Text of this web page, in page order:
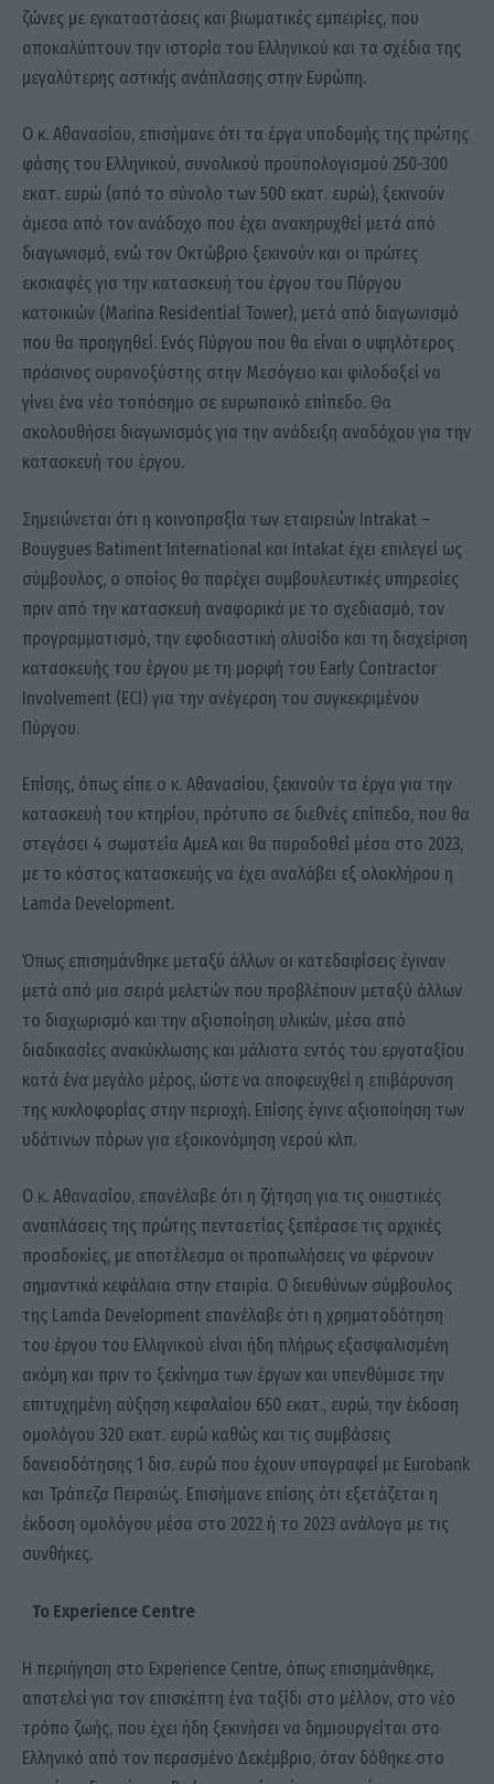
ζώνες με εγκαταστάσεις και βιωματικές εμπειρίες, που
αποκαλύπτουν την ιστορία του Ελληνικού και τα σχέδια της
μεγαλύτερης αστικής ανάπλασης στην Ευρώπη.
Ο κ. Αθανασίου, επισήμανε ότι τα έργα υποδομής της πρώτης
φάσης του Ελληνικού, συνολικού προϋπολογισμού 250-300
εκατ. ευρώ (από το σύνολο των 500 εκατ. ευρώ), ξεκινούν
άμεσα από τον ανάδοχο που έχει ανακηρυχθεί μετά από
διαγωνισμό, ενώ τον Οκτώβριο ξεκινούν και οι πρώτες
εκσκαφές για την κατασκευή του έργου του Πύργου
κατοικιών (Marina Residential Tower), μετά από διαγωνισμό
που θα προηγηθεί. Ενός Πύργου που θα είναι ο υψηλότερος
πράσινος ουρανοξύστης στην Μεσόγειο και φιλοδοξεί να
γίνει ένα νέο τοπόσημο σε ευρωπαϊκό επίπεδο. Θα
ακολουθήσει διαγωνισμός για την ανάδειξη αναδόχου για την
κατασκευή του έργου.
Σημειώνεται ότι η κοινοπραξία των εταιρειών Intrakat –
Bouygues Batiment International και Intakat έχει επιλεγεί ως
σύμβουλος, ο οποίος θα παρέχει συμβουλευτικές υπηρεσίες
πριν από την κατασκευή αναφορικά με το σχεδιασμό, τον
προγραμματισμό, την εφοδιαστική αλυσίδα και τη διαχείριση
κατασκευής του έργου με τη μορφή του Early Contractor
Involvement (ECI) για την ανέγερση του συγκεκριμένου
Πύργου.
Επίσης, όπως είπε ο κ. Αθανασίου, ξεκινούν τα έργα για την
κατασκευή του κτηρίου, πρότυπο σε διεθνές επίπεδο, που θα
στεγάσει 4 σωματεία AμεΑ και θα παραδοθεί μέσα στο 2023,
με το κόστος κατασκευής να έχει αναλάβει εξ ολοκλήρου η
Lamda Development.
Όπως επισημάνθηκε μεταξύ άλλων οι κατεδαφίσεις έγιναν
μετά από μια σειρά μελετών που προβλέπουν μεταξύ άλλων
το διαχωρισμό και την αξιοποίηση υλικών, μέσα από
διαδικασίες ανακύκλωσης και μάλιστα εντός του εργοταξίου
κατά ένα μεγάλο μέρος, ώστε να αποφευχθεί η επιβάρυνση
της κυκλοφορίας στην περιοχή. Επίσης έγινε αξιοποίηση των
υδάτινων πόρων για εξοικονόμηση νερού κλπ.
Ο κ. Αθανασίου, επανέλαβε ότι η ζήτηση για τις οικιστικές
αναπλάσεις της πρώτης πενταετίας ξεπέρασε τις αρχικές
προσδοκίες, με αποτέλεσμα οι προπωλήσεις να φέρνουν
σημαντικά κεφάλαια στην εταιρία. Ο διευθύνων σύμβουλος
της Lamda Development επανέλαβε ότι η χρηματοδότηση
του έργου του Ελληνικού είναι ήδη πλήρως εξασφαλισμένη
ακόμη και πριν το ξεκίνημα των έργων και υπενθύμισε την
επιτυχημένη αύξηση κεφαλαίου 650 εκατ., ευρώ, την έκδοση
ομολόγου 320 εκατ. ευρώ καθώς και τις συμβάσεις
δανειοδότησης 1 δισ. ευρώ που έχουν υπογραφεί με Eurobank
και Τράπεζα Πειραιώς. Επισήμανε επίσης ότι εξετάζεται η
έκδοση ομολόγου μέσα στο 2022 ή το 2023 ανάλογα με τις
συνθήκες.
Το Experience Centre
Η περιήγηση στο Experience Centre, όπως επισημάνθηκε,
αποτελεί για τον επισκέπτη ένα ταξίδι στο μέλλον, στο νέο
τρόπο ζωής, που έχει ήδη ξεκινήσει να δημιουργείται στο
Ελληνικό από τον περασμένο Δεκέμβριο, όταν δόθηκε στο